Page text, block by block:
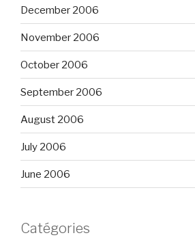
December 2006
November 2006
October 2006
September 2006
August 2006
July 2006
June 2006
Catégories